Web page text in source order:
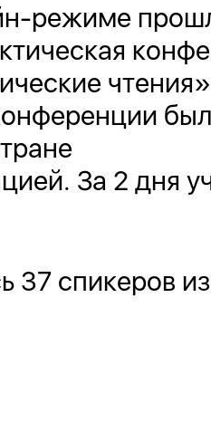
режиме
За 2 дня
37 спикеров